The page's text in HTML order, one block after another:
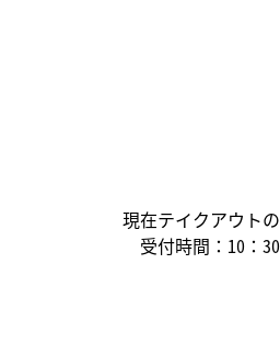
現在テイクアウト
受付時間： 10：